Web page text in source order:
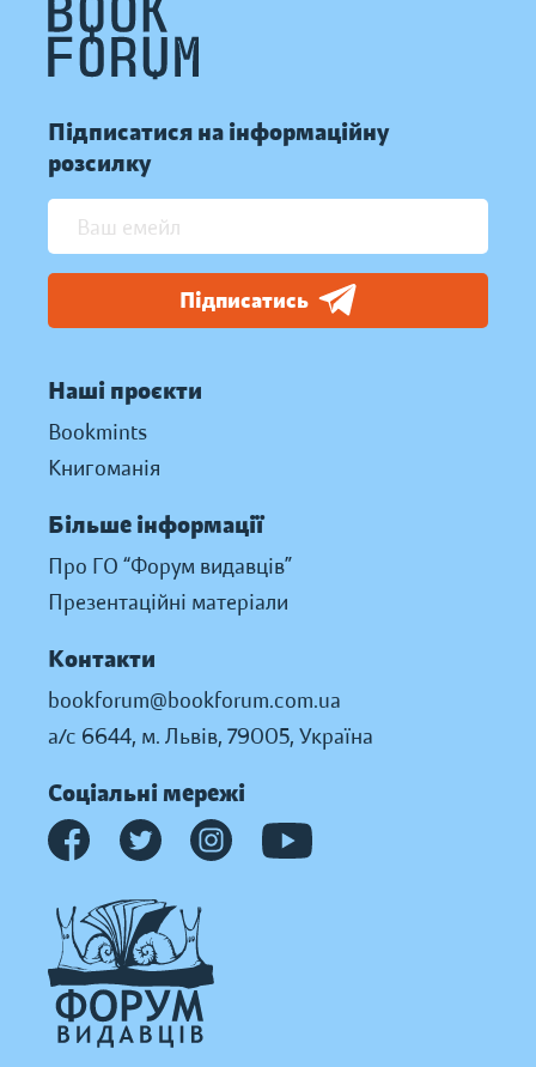
Підписатися на інформаційну
розсилку
Підписатись
Наші проєкти
Bookmints
Книгоманія
Більше інформації
Про ГО “Форум видавців”
Презентаційні матеріали
Контакти
bookforum@bookforum.com.ua
а/с 6644, м. Львів, 79005, Україна
Соціальні мережі